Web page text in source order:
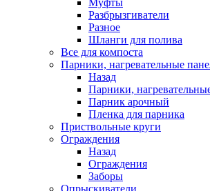
Муфты
Разбрызгиватели
Разное
Шланги для полива
Все для компоста
Парники, нагревательные
Назад
Парники,
Парник арочный
Пленка для парника
Приствольные круги
Ограждения
Назад
Ограждения
Заборы
Опрыскиватели